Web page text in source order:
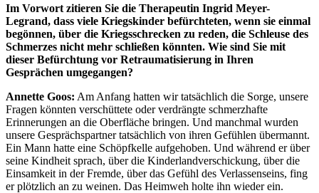
Im Vorwort zitieren Sie die Therapeutin Ingrid Meyer-
Legrand, dass viele Kriegskinder befürchteten, wenn sie einmal
begönnen, über die Kriegsschrecken zu reden, die Schleuse des
Schmerzes nicht mehr schließen könnten. Wie sind Sie mit
dieser Befürchtung vor Retraumatisierung in Ihren
Gesprächen umgegangen?
Annette Goos: Am Anfang hatten wir tatsächlich die Sorge, unsere
Fragen könnten verschüttete oder verdrängte schmerzhafte
Erinnerungen an die Oberfläche bringen. Und manchmal wurden
unsere Gesprächspartner tatsächlich von ihren Gefühlen übermannt.
Ein Mann hatte eine Schöpfkelle aufgehoben. Und während er über
seine Kindheit sprach, über die Kinderlandverschickung, über die
Einsamkeit in der Fremde, über das Gefühl des Verlassenseins, fing
er plötzlich an zu weinen. Das Heimweh holte ihn wieder ein.